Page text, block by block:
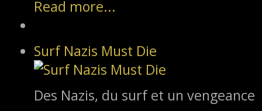
Read more...
Surf Nazis Must Die
Des Nazis, du surf et un vengeance